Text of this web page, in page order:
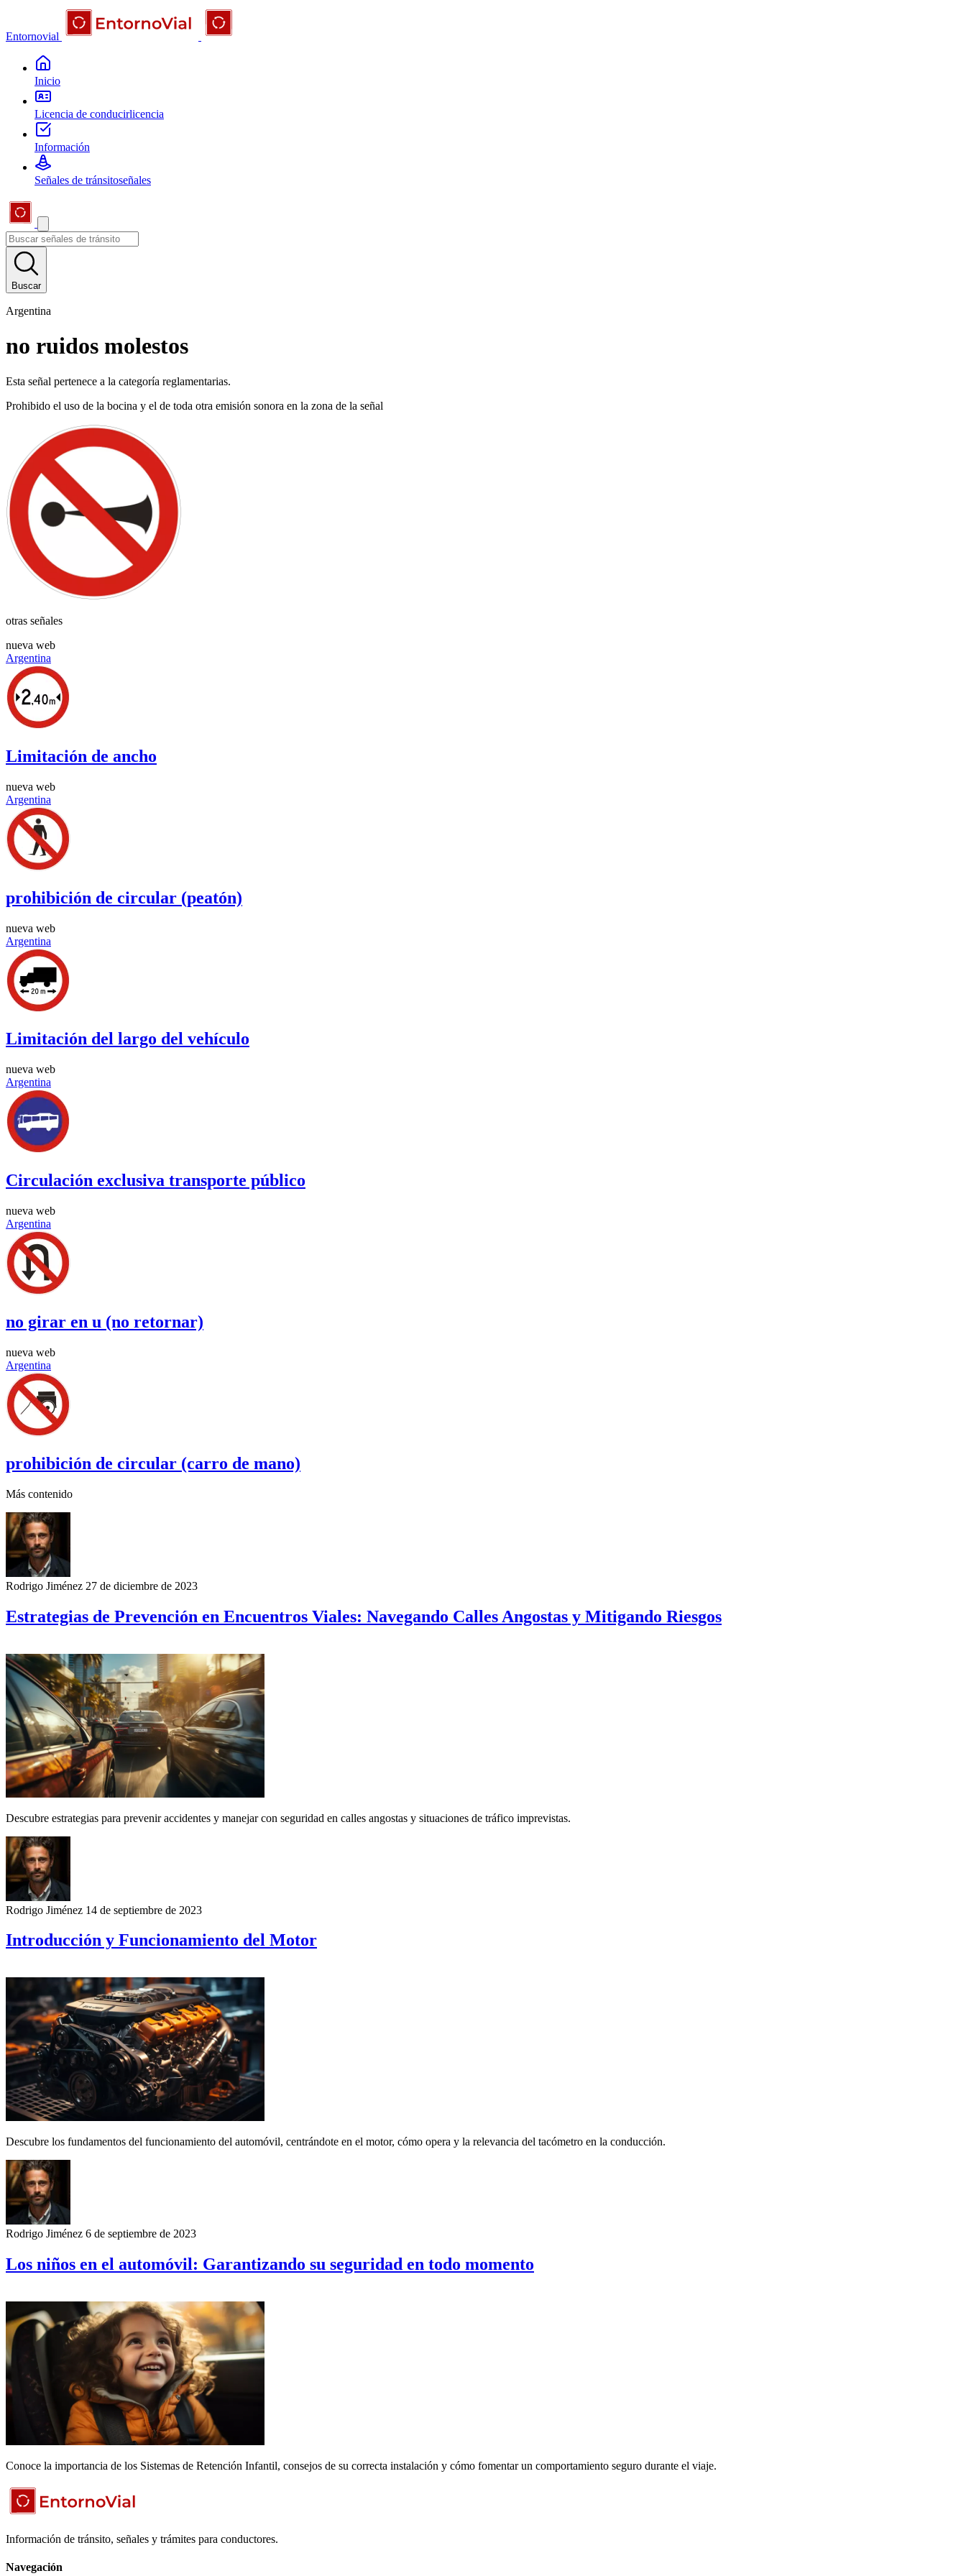
Entornovial
Inicio
Licencia de conducirlicencia
Información
Señales de tránsitoseñales
Buscar
Argentina
no ruidos molestos
Esta señal pertenece a la categoría reglamentarias.
Prohibido el uso de la bocina y el de toda otra emisión sonora en la zona de la señal
otras señales
nueva web
Argentina
Limitación de ancho
nueva web
Argentina
prohibición de circular (peatón)
nueva web
Argentina
Limitación del largo del vehículo
nueva web
Argentina
Circulación exclusiva transporte público
nueva web
Argentina
no girar en u (no retornar)
nueva web
Argentina
prohibición de circular (carro de mano)
Más contenido
Rodrigo Jiménez 27 de diciembre de 2023
Estrategias de Prevención en Encuentros Viales: Navegando Calles Angostas y Mitigando Riesgos
Descubre estrategias para prevenir accidentes y manejar con seguridad en calles angostas y situaciones de tráfico imprevistas.
Rodrigo Jiménez 14 de septiembre de 2023
Introducción y Funcionamiento del Motor
Descubre los fundamentos del funcionamiento del automóvil, centrándote en el motor, cómo opera y la relevancia del tacómetro en la conducción.
Rodrigo Jiménez 6 de septiembre de 2023
Los niños en el automóvil: Garantizando su seguridad en todo momento
Conoce la importancia de los Sistemas de Retención Infantil, consejos de su correcta instalación y cómo fomentar un comportamiento seguro durante el viaje.
Información de tránsito, señales y trámites para conductores.
Navegación